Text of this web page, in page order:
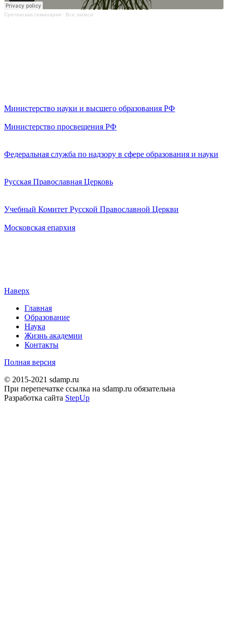
Сретенская семинария · Все записи
Министерство науки и высшего образования РФ
Министерство просвещения РФ
Федеральная служба по надзору в сфере образования и науки
Русская Православная Церковь
Учебный Комитет Русской Православной Церкви
Московская епархия
Наверх
Главная
Образование
Наука
Жизнь академии
Контакты
Полная версия
© 2015-2021 sdamp.ru
При перепечатке ссылка на sdamp.ru обязательна
Разработка сайта StepUp